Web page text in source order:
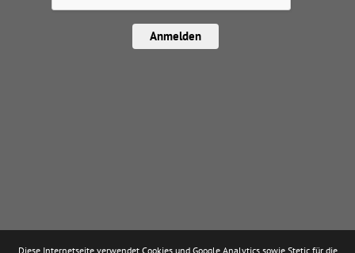
Anmelden
Diese Internetseite verwendet Cookies und Google Analytics sowie Stetic für die